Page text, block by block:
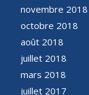
novembre 2018
octobre 2018
août 2018
juillet 2018
mars 2018
juillet 2017